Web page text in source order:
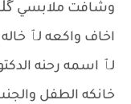
وشافت ملابسي
اخاف واكعه لٱ
لٱ اسمه رحنه
خانكه الطفل